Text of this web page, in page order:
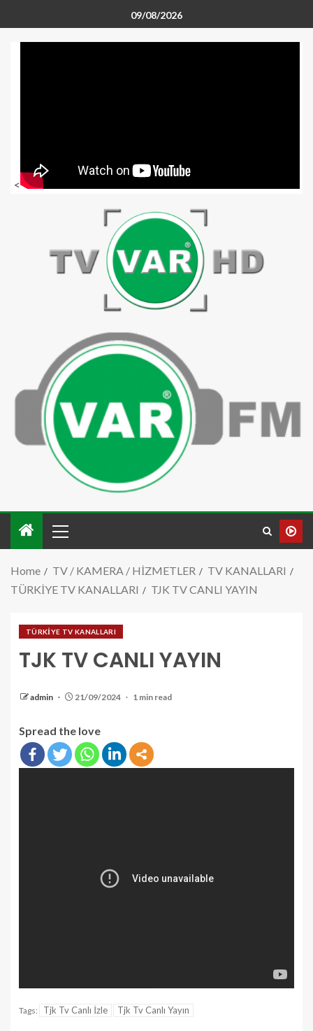
09/08/2026
<
Home TV / KAMERA / HİZMETLER
TV KANALLARI
TÜRKİYE TV KANALLARI
TJK TV CANLI YAYIN
TÜRKİYE TV KANALLARI
TJK TV CANLI YAYIN
admin 21/09/2024 1 min read
Spread the love
Tags: Tjk Tv Canlı İzle Tjk Tv Canlı Yayın